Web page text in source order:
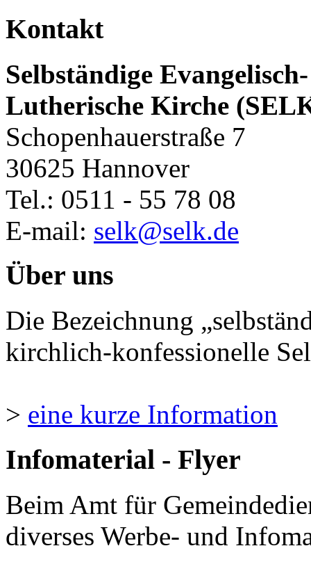
Kontakt
Selbständige Evangelisch-
Lutherische Kirche
Schopenhauerstraße 7
30625 Hannover
Tel.: 0511 - 55 78 08
E-mail: selk@selk.de
Über uns
Die Bezeichnung
kirchlich-konfessionelle
> eine kurze Information
Infomaterial - Flyer
Beim Amt für
diverses Werbe- und